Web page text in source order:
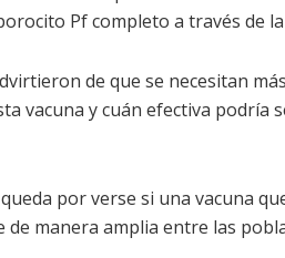
Pf completo a través de
de que se necesitan
vacuna y cuán efectiva podría
por verse si una vacuna
manera amplia entre las